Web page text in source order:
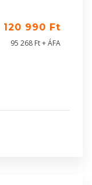
120 990 Ft
95 268 Ft + ÁFA